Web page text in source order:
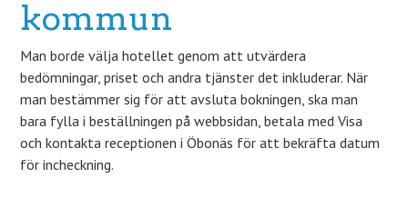
kommun
Man borde välja hotellet genom att utvärdera
bedömningar, priset och andra tjänster det inkluderar. När
man bestämmer sig för att avsluta bokningen, ska man
bara fylla i beställningen på webbsidan, betala med Visa
och kontakta receptionen i Öbonäs för att bekräfta datum
för incheckning.